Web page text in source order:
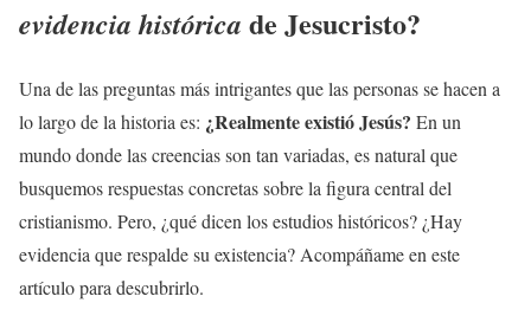
evidencia histórica de Jesucristo?
Una de las preguntas más intrigantes que las personas se hacen a
lo largo de la historia es: ¿Realmente existióJesús? En un
mundo donde las creencias son tan variadas, es natural que
busquemos respuestas concretas sobre la figura central del
cristianismo. Pero, ¿qué dicen los estudios históricos? ¿Hay
evidencia que respalde su existencia? Acompáñame en este
artículo para descubrirlo.